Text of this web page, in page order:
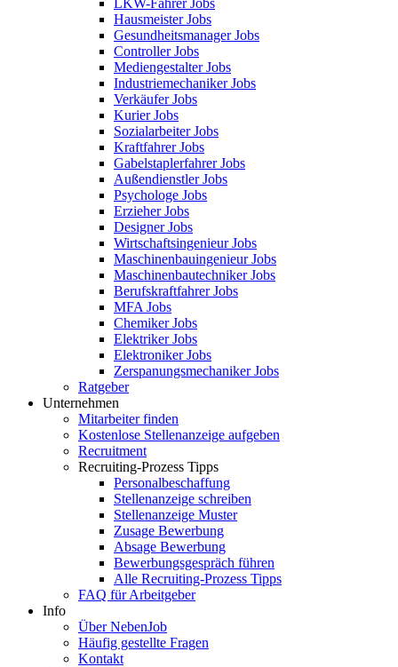
LKW-Fahrer Jobs
Hausmeister Jobs
Gesundheitsmanager Jobs
Controller Jobs
Mediengestalter Jobs
Industriemechaniker Jobs
Verkäufer Jobs
Kurier Jobs
Sozialarbeiter Jobs
Kraftfahrer Jobs
Gabelstaplerfahrer Jobs
Außendienstler Jobs
Psychologe Jobs
Erzieher Jobs
Designer Jobs
Wirtschaftsingenieur Jobs
Maschinenbauingenieur Jobs
Maschinenbautechniker Jobs
Berufskraftfahrer Jobs
MFA Jobs
Chemiker Jobs
Elektriker Jobs
Elektroniker Jobs
Zerspanungsmechaniker Jobs
Ratgeber
Unternehmen
Mitarbeiter finden
Kostenlose Stellenanzeige aufgeben
Recruitment
Recruiting-Prozess Tipps
Personalbeschaffung
Stellenanzeige schreiben
Stellenanzeige Muster
Zusage Bewerbung
Absage Bewerbung
Bewerbungsgespräch führen
Alle Recruiting-Prozess Tipps
FAQ für Arbeitgeber
Info
Über NebenJob
Häufig gestellte Fragen
Kontakt